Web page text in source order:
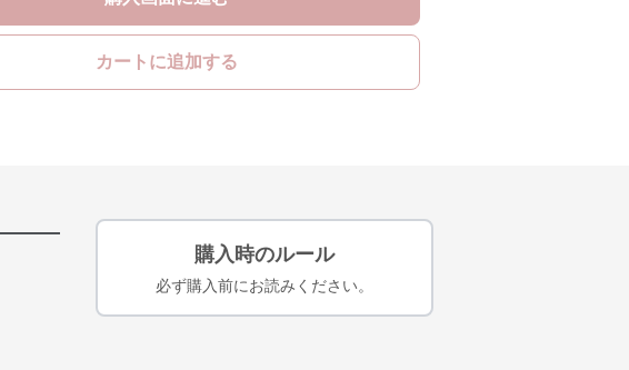
カートに追加する
購入時のルール
必ず購入前にお読みください。